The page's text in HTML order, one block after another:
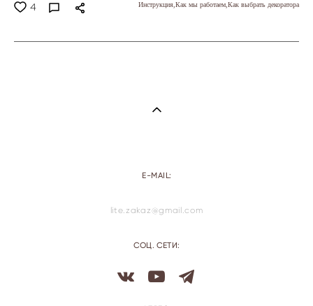
4 Инструкция, Как мы работаем, Как выбрать декоратора
E-MAIL:
lite.zakaz@gmail.com
СОЦ. СЕТИ: